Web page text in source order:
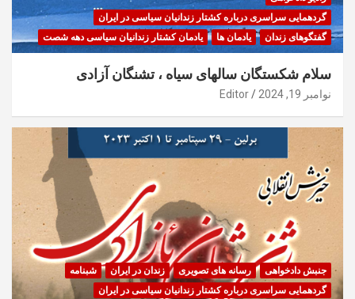
گردهمایی سراسری درباره کشتار زندانیان سیاسی در ایران
گفتگوهای زندان
یادمان ها یادمان کشتار زندانیان سیاسی دهه شصت
سلام شکستگان سالهای سیاه ، تشنگان آزادی
نوامبر 19, 2024 Editor
جنبش دادخواهی رسانه های تصویری زندان در ایران
شبنامه
گردهمایی سراسری درباره کشتار زندانیان سیاسی در ایران